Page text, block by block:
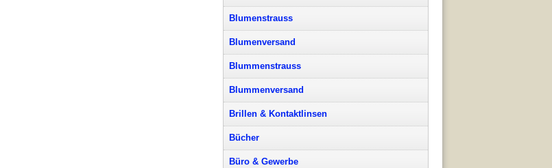
Blumenstrauss
Blumenversand
Blummenstrauss
Blummenversand
Brillen & Kontaktlinsen
Bücher
Büro & Gewerbe